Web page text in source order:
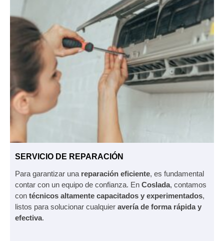
SERVICIO DE REPARACIÓN
Para garantizar una reparación eficiente, es fundamental
contar con un equipo de confianza. En Coslada, contamos
con técnicos altamente capacitados y experimentados,
listos para solucionar cualquier avería de forma rápida y
efectiva.